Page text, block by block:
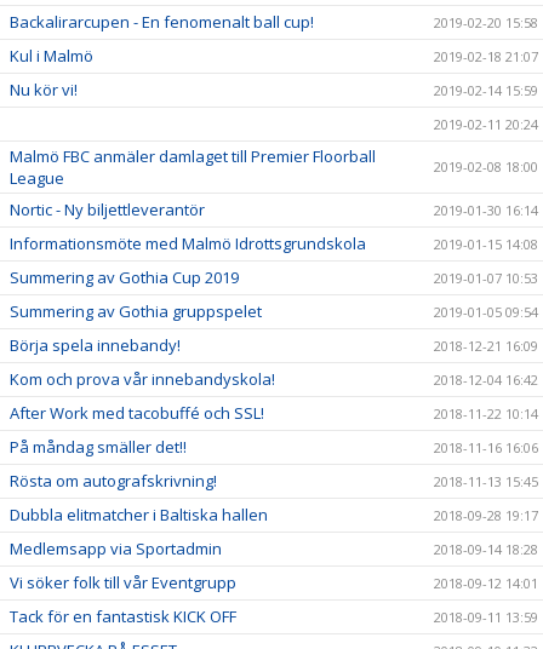
Backalirarcupen - En fenomenalt ball cup! 2019-02-20 15:58
Kul i Malmö 2019-02-18 21:07
Nu kör vi!
2019-02-14 15:59
2019-02-11 20:24
Malmö FBC anmäler damlaget till Premier Floorball
League
2019-02-08 18:00
Nortic - Ny biljettleverantör 2019-01-30 16:14
Informationsmöte med Malmö Idrottsgrundskola 2019-01-15 14:08
Summering av Gothia Cup 2019 2019-01-07 10:53
Summering av Gothia gruppspelet 2019-01-05 09:54
Börja spela innebandy! 2018-12-21 16:09
Kom och prova vår innebandyskola! 2018-12-04 16:42
After Work med tacobuffé och SSL! 2018-11-22 10:14
På måndag smäller det!! 2018-11-16 16:06
Rösta om autografskrivning! 2018-11-13 15:45
Dubbla elitmatcher i Baltiska hallen 2018-09-28 19:17
Medlemsapp via Sportadmin 2018-09-14 18:28
Vi söker folk till vår Eventgrupp 2018-09-12 14:01
Tack för en fantastisk KICK OFF 2018-09-11 13:59